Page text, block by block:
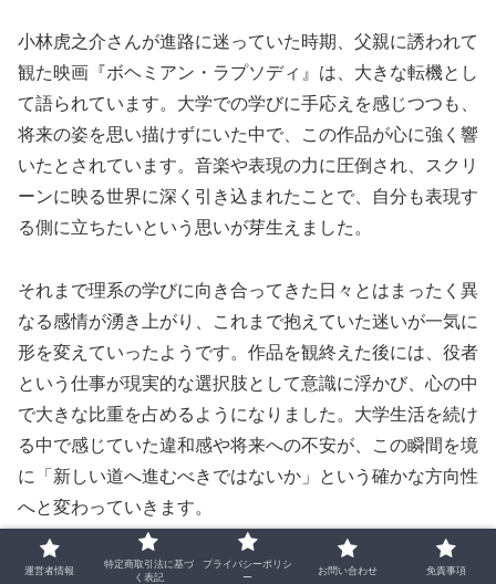
小林虎之介さんが進路に迷っていた時期、父親に誘われて
観た映画『ボヘミアン・ラプソディ』は、大きな転機とし
て語られています。大学での学びに手応えを感じつつも、
将来の姿を思い描けずにいた中で、この作品が心に強く響
いたとされています。音楽や表現の力に圧倒され、スクリ
ーンに映る世界に深く引き込まれたことで、自分も表現す
る側に立ちたいという思いが芽生えました。
それまで理系の学びに向き合ってきた日々とはまったく異
なる感情が湧き上がり、これまで抱えていた迷いが一気に
形を変えていったようです。作品を観終えた後には、役者
という仕事が現実的な選択肢として意識に浮かび、心の中
で大きな比重を占めるようになりました。大学生活を続け
る中で感じていた違和感や将来への不安が、この瞬間を境
に「新しい道へ進むべきではないか」という確かな方向性
へと変わっていきます。
その後、大学で必要な単位をすべて取得し、一区切りをつ
運営者情報
特定商取引法に基づ
く表記
プライバシーポリシ
ー
お問い合わせ 免責事項